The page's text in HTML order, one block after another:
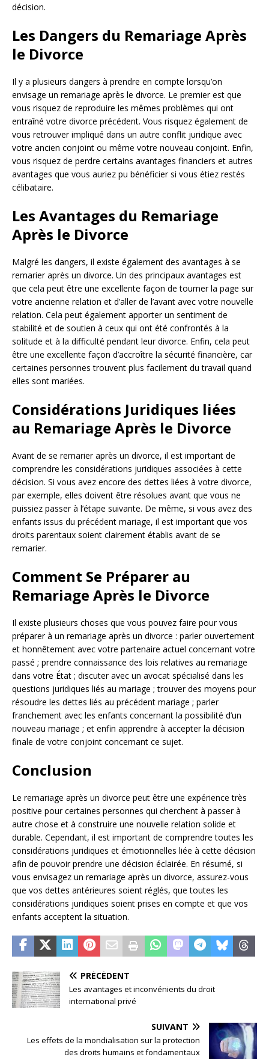
décision.
Les Dangers du Remariage Après
le Divorce
Il y a plusieurs dangers à prendre en compte lorsqu’on
envisage un remariage après le divorce. Le premier est que
vous risquez de reproduire les mêmes problèmes qui ont
entraîné votre divorce précédent. Vous risquez également de
vous retrouver impliqué dans un autre conflit juridique avec
votre ancien conjoint ou même votre nouveau conjoint. Enfin,
vous risquez de perdre certains avantages financiers et autres
avantages que vous auriez pu bénéficier si vous étiez restés
célibataire.
Les Avantages du Remariage
Après le Divorce
Malgré les dangers, il existe également des avantages à se
remarier après un divorce. Un des principaux avantages est
que cela peut être une excellente façon de tourner la page sur
votre ancienne relation et d’aller de l’avant avec votre nouvelle
relation. Cela peut également apporter un sentiment de
stabilité et de soutien à ceux qui ont été confrontés à la
solitude et à la difficulté pendant leur divorce. Enfin, cela peut
être une excellente façon d’accroître la sécurité financière, car
certaines personnes trouvent plus facilement du travail quand
elles sont mariées.
Considérations Juridiques liées
au Remariage Après le Divorce
Avant de se remarier après un divorce, il est important de
comprendre les considérations juridiques associées à cette
décision. Si vous avez encore des dettes liées à votre divorce,
par exemple, elles doivent être résolues avant que vous ne
puissiez passer à l’étape suivante. De même, si vous avez des
enfants issus du précédent mariage, il est important que vos
droits parentaux soient clairement établis avant de se
remarier.
Comment Se Préparer au
Remariage Après le Divorce
Il existe plusieurs choses que vous pouvez faire pour vous
préparer à un remariage après un divorce : parler ouvertement
et honnêtement avec votre partenaire actuel concernant votre
passé ; prendre connaissance des lois relatives au remariage
dans votre État ; discuter avec un avocat spécialisé dans les
questions juridiques liés au mariage ; trouver des moyens pour
résoudre les dettes liés au précédent mariage ; parler
franchement avec les enfants concernant la possibilité d’un
nouveau mariage ; et enfin apprendre à accepter la décision
finale de votre conjoint concernant ce sujet.
Conclusion
Le remariage après un divorce peut être une expérience très
positive pour certaines personnes qui cherchent à passer à
autre chose et à construire une nouvelle relation solide et
durable. Cependant, il est important de comprendre toutes les
considérations juridiques et émotionnelles liée à cette décision
afin de pouvoir prendre une décision éclairée. En résumé, si
vous envisagez un remariage après un divorce, assurez-vous
que vos dettes antérieures soient réglés, que toutes les
considérations juridiques soient prises en compte et que vos
enfants acceptent la situation.
PRÉCÉDENT
Les avantages et inconvénients du droit
international privé
SUIVANT
Les effets de la mondialisation sur la protection
des droits humains et fondamentaux